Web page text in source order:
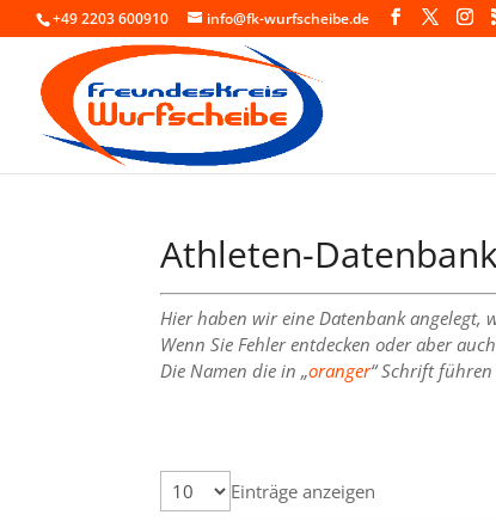
+49 2203 600910 info@fk-wurfscheibe.de
Athleten-
Hier haben wir eine Datenbank angelegt,
Wenn Sie Fehler entdecken oder aber
Die Namen die in „oranger“ Schrift
Einträge anzeigen